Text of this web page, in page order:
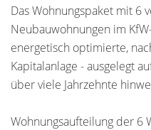
Das Wohnungspaket mit 6
Neubauwohnungen im
energetisch optimierte,
Kapitalanlage - ausgelegt
über viele Jahrzehnte
Wohnungsaufteilung der 6